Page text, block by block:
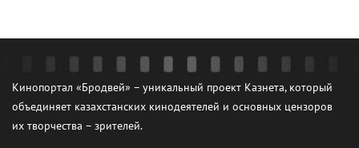
Кинопортал «Бродвей» – уникальный проект Казнета, который
объединяет казахстанских кинодеятелей и основных цензоров
их творчества – зрителей.